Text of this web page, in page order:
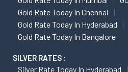
Gold Rate Today In Chennai
Gold Rate Today In Hyderabad
Gold Rate Today In Bangalore
SILVER RATES :
Silver Rate Today In Hyderabad